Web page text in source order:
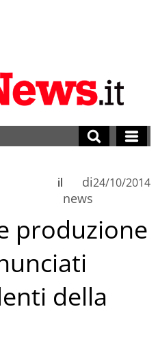
di
news
il 24/10/2014
produzione
della